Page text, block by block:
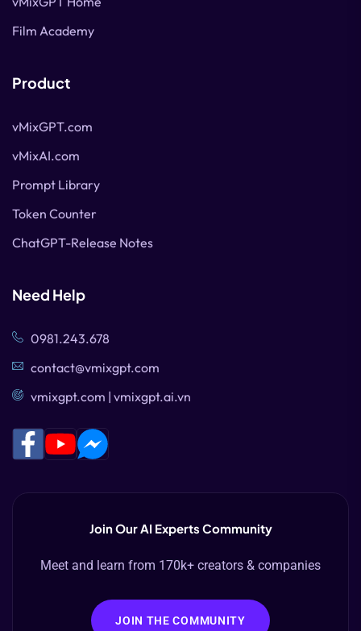
Film Academy
Product
vMixGPT.com
vMixAI.com
Prompt Library
Token Counter
ChatGPT-Release Notes
Need Help
0981.243.678
contact@vmixgpt.com
vmixgpt.com | vmixgpt.ai.vn
Join Our AI Experts Community
Meet and learn from 170k+ creators & companies
JOIN THE COMMUNITY